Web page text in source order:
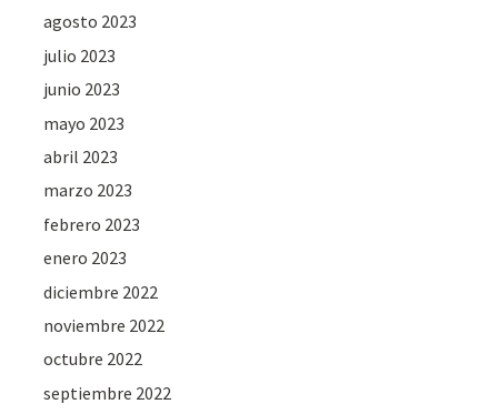
agosto 2023
julio 2023
junio 2023
mayo 2023
abril 2023
marzo 2023
febrero 2023
enero 2023
diciembre 2022
noviembre 2022
octubre 2022
septiembre 2022